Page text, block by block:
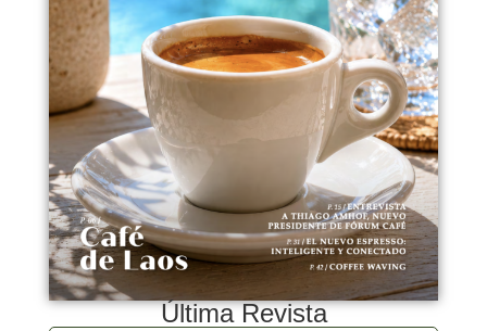
Última Revista